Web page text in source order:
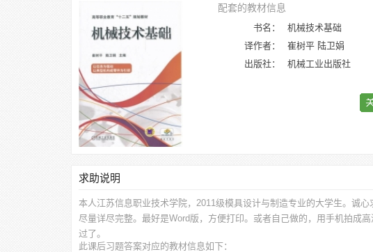
配套的教材信息
书名：
机械技术基础
译作者：
崔树平 陆卫娟
出版社：
机械工业出版社
求助说明
本人江苏信息职业技术学院，2011级模具设计与制造专业的大学生。诚心
尽量详尽完整。最好是Word版，方便打印。或者自己做的，用手机拍成
过了。
此课后习题答案对应的教材信息如下：